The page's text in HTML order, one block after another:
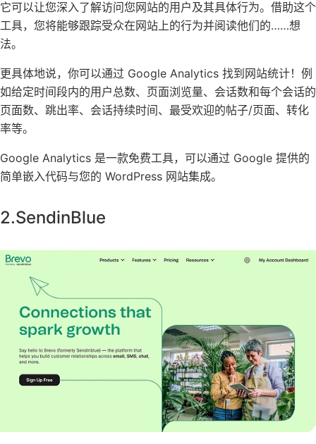
它可以让您深入了解访问您网站的用户及其具体行为。借助这个
工具，您将能够跟踪受众在网站上的行为并阅读他们的……想
法。
更具体地说，你可以通过 Google Analytics 找到网站统计！例
如给定时间段内的用户总数、页面浏览量、会话数和每个会话的
页面数、跳出率、会话持续时间、最受欢迎的帖子/页面、转化
率等。
Google Analytics 是一款免费工具，可以通过 Google 提供的
简单嵌入代码与您的 WordPress 网站集成。
2.SendinBlue